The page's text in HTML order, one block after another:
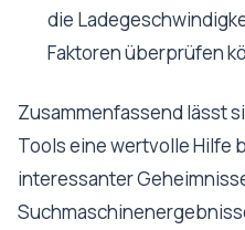
die
Faktoren überprüfen
Zusammenfassend lässt
Tools eine wertvolle Hilfe
interessanter